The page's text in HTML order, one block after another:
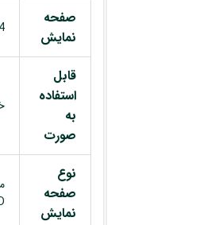
صفحه
نمایش
قابل
استفاده
به
صورت
نوع
صفحه
نمایش